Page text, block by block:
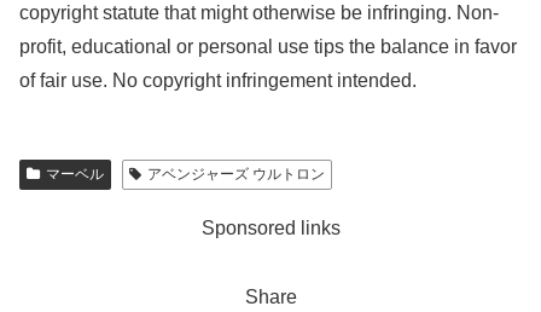
copyright statute that might otherwise be infringing. Non-
profit, educational or personal use tips the balance in favor
of fair use. No copyright infringement intended.
マーベル アベンジャーズ ウルトロン
Sponsored links
Share